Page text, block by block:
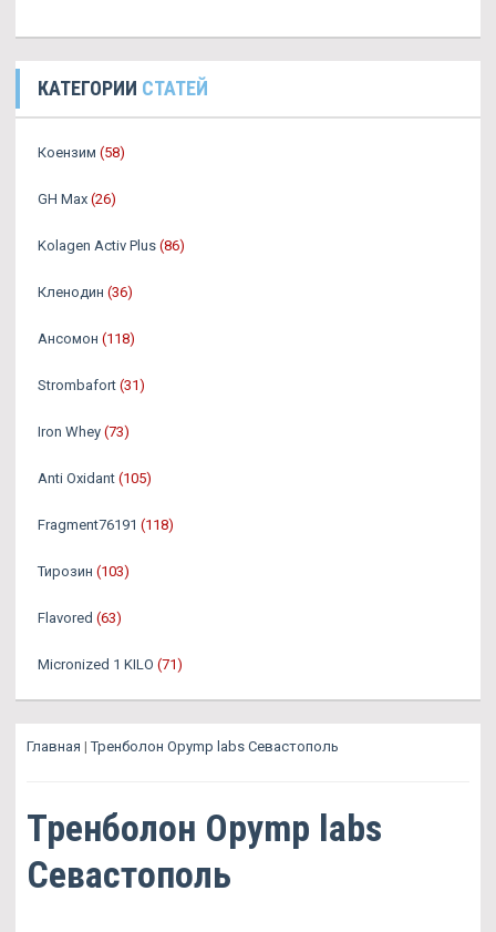
КАТЕГОРИИ СТАТЕЙ
Коензим (58)
GH Max (26)
Kolagen Activ Plus (86)
Кленодин (36)
Ансомон (118)
Strombafort (31)
Iron Whey (73)
Anti Oxidant (105)
Fragment76191 (118)
Тирозин (103)
Flavored (63)
Micronized 1 KILO (71)
Главная |Тренболон Opymp labs Севастополь
Тренболон Opymp labs
Севастополь